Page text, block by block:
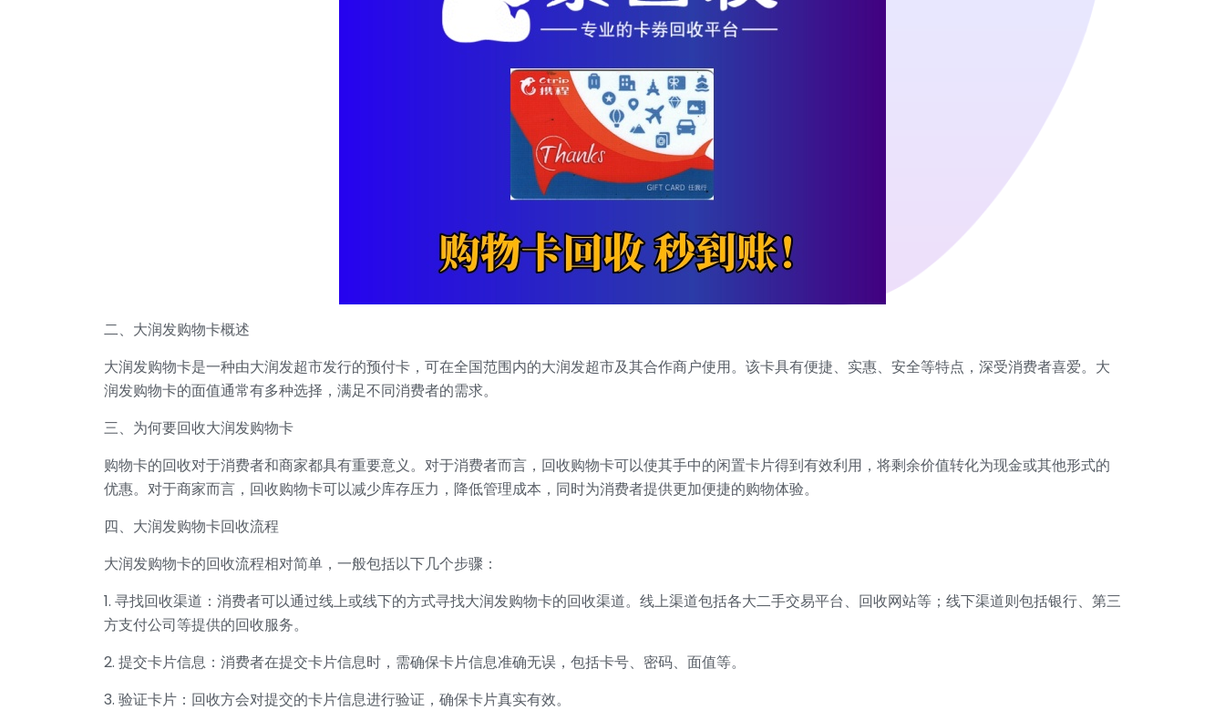
二、大润发购物卡概述
大润发购物卡是一种由大润发超市发行的预付卡，可在全国范围内的大润发超市及其合作商户使用。该卡具有便捷、实惠、安全等特点，深受消费者喜爱。大
润发购物卡的面值通常有多种选择，满足不同消费者的需求。
三、为何要回收大润发购物卡
购物卡的回收对于消费者和商家都具有重要意义。对于消费者而言，回收购物卡可以使其手中的闲置卡片得到有效利用，将剩余价值转化为现金或其他形式的
优惠。对于商家而言，回收购物卡可以减少库存压力，降低管理成本，同时为消费者提供更加便捷的购物体验。
四、大润发购物卡回收流程
大润发购物卡的回收流程相对简单，一般包括以下几个步骤：
1. 寻找回收渠道：消费者可以通过线上或线下的方式寻找大润发购物卡的回收渠道。线上渠道包括各大二手交易平台、回收网站等；线下渠道则包括银行、第三
方支付公司等提供的回收服务。
2. 提交卡片信息：消费者在提交卡片信息时，需确保卡片信息准确无误，包括卡号、密码、面值等。
3. 验证卡片：回收方会对提交的卡片信息进行验证，确保卡片真实有效。